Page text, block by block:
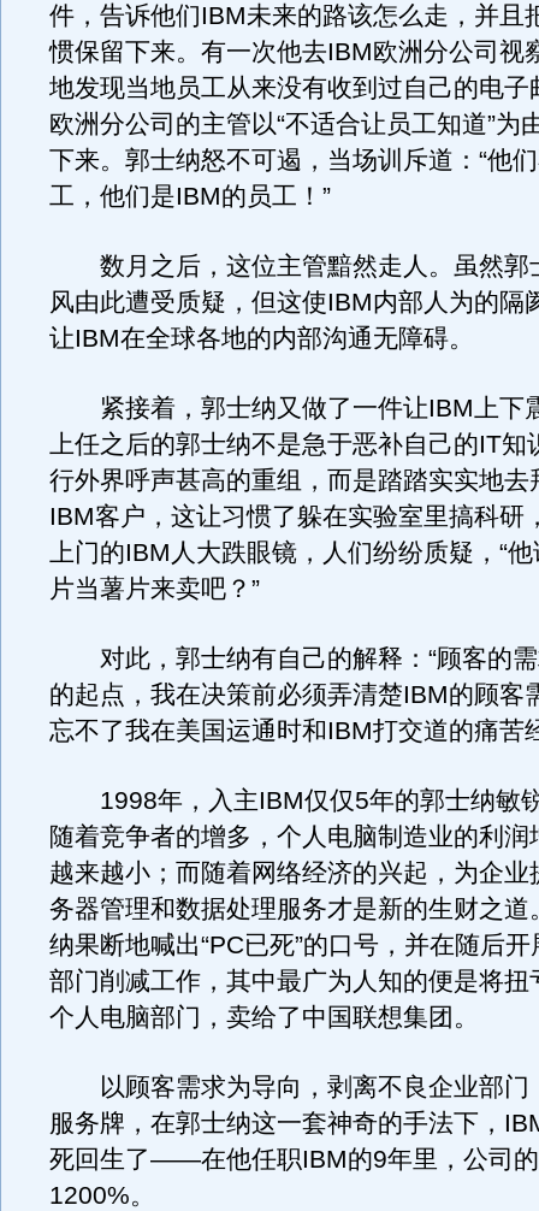
件，告诉他们IBM未来的路该怎么走，并且
惯保留下来。有一次他去IBM欧洲分公司视
地发现当地员工从来没有收到过自己的电子
欧洲分公司的主管以“不适合让员工知道”为
下来。郭士纳怒不可遏，当场训斥道：“他
工，他们是IBM的员工！”
数月之后，这位主管黯然走人。虽然郭
风由此遭受质疑，但这使IBM内部人为的隔
让IBM在全球各地的内部沟通无障碍。
紧接着，郭士纳又做了一件让IBM上下
上任之后的郭士纳不是急于恶补自己的IT知
行外界呼声甚高的重组，而是踏踏实实地去
IBM客户，这让习惯了躲在实验室里搞科研
上门的IBM人大跌眼镜，人们纷纷质疑，“
片当薯片来卖吧？”
对此，郭士纳有自己的解释：“顾客的需
的起点，我在决策前必须弄清楚IBM的顾客
忘不了我在美国运通时和IBM打交道的痛苦
1998年，入主IBM仅仅5年的郭士纳敏
随着竞争者的增多，个人电脑制造业的利润
越来越小；而随着网络经济的兴起，为企业
务器管理和数据处理服务才是新的生财之道
纳果断地喊出“PC已死”的口号，并在随后
部门削减工作，其中最广为人知的便是将扭
个人电脑部门，卖给了中国联想集团。
以顾客需求为导向，剥离不良企业部门
服务牌，在郭士纳这一套神奇的手法下，
死回生了——在他任职IBM的9年里，公司
1200%。